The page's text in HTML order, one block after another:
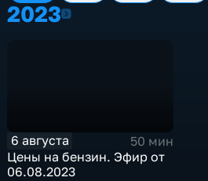
20232023
6 августа
50 мин
Цены на бензин. Эфир от
06.08.2023